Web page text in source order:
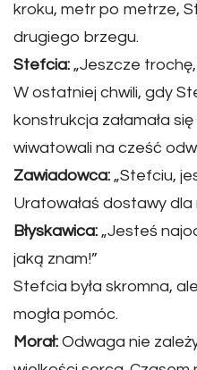
kroku, metr po metrze,
drugiego brzegu.
Stefcia: „Jeszcze
W ostatniej chwili, gdy
konstrukcja załamała
wiwatowali na cześć
Zawiadowca: „Stefciu,
Uratowałaś dostawy dla
Błyskawica: „Jesteś
jaką znam!”
Stefcia była skromna,
mogła pomóc.
Morał: Odwaga nie